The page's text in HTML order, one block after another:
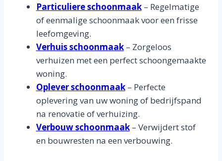
Particuliere schoonmaak– Regelmatige
of eenmalige schoonmaak voor een frisse
leefomgeving.
Verhuis schoonmaak– Zorgeloos
verhuizen met een perfect schoongemaakte
woning.
Oplever schoonmaak– Perfecte
oplevering van uw woning of bedrijfspand
na renovatie of verhuizing.
Verbouw schoonmaak– Verwijdert stof
en bouwresten na een verbouwing.